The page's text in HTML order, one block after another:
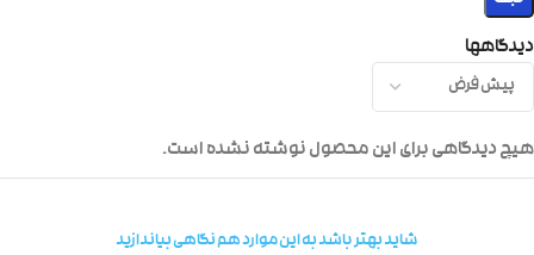
دیدگاهها
هیچ دیدگاهی برای این محصول نوشته نشده است.
شاید بهتر باشد به این موارد هم نگاهی بیاندازید